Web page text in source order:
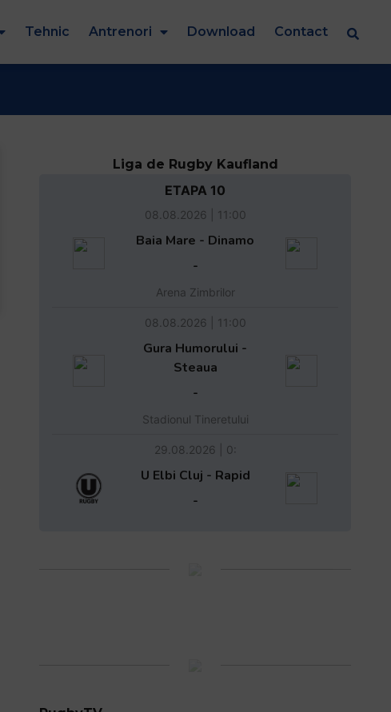
Tehnic Antrenori Download Contact
Liga de Rugby Kaufland
ETAPA 10
08.08.2026 | 11:00
Baia Mare - Dinamo
-
Arena Zimbrilor
08.08.2026 | 11:00
Gura Humorului -
Steaua
-
Stadionul Tineretului
29.08.2026 | 0:
U Elbi Cluj - Rapid
-